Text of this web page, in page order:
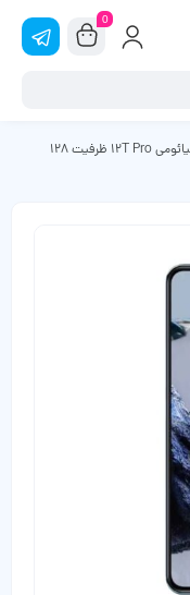
0
گوشی موبایل شیائومی 12T Pro ظرفیت 128